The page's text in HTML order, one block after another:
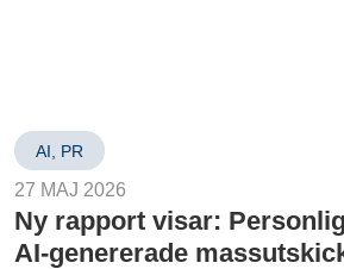
AI PR
27 MAJ 2026
Ny rapport visar:
AI-genererade